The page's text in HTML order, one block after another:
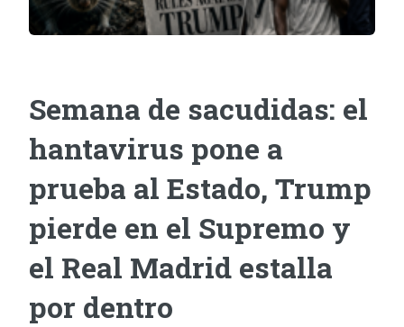
Semana de sacudidas: el
hantavirus pone a
prueba al Estado, Trump
pierde en el Supremo y
el Real Madrid estalla
por dentro